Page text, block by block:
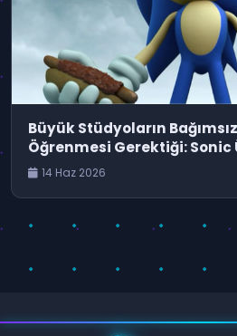
Büyük Stüdyoların
Öğrenmesi Gerektiği:
Iizuka'nın Görüşleri
14 Haz 2026